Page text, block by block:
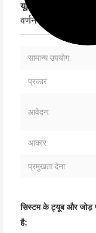
यूनिवर्सल लैब
वर्णन
सामान्य उपयोग:
प्रकार:
आवेदन:
आकार:
प्रमुखता देना:
सिस्टम के ट्यूब और जोड़
है;